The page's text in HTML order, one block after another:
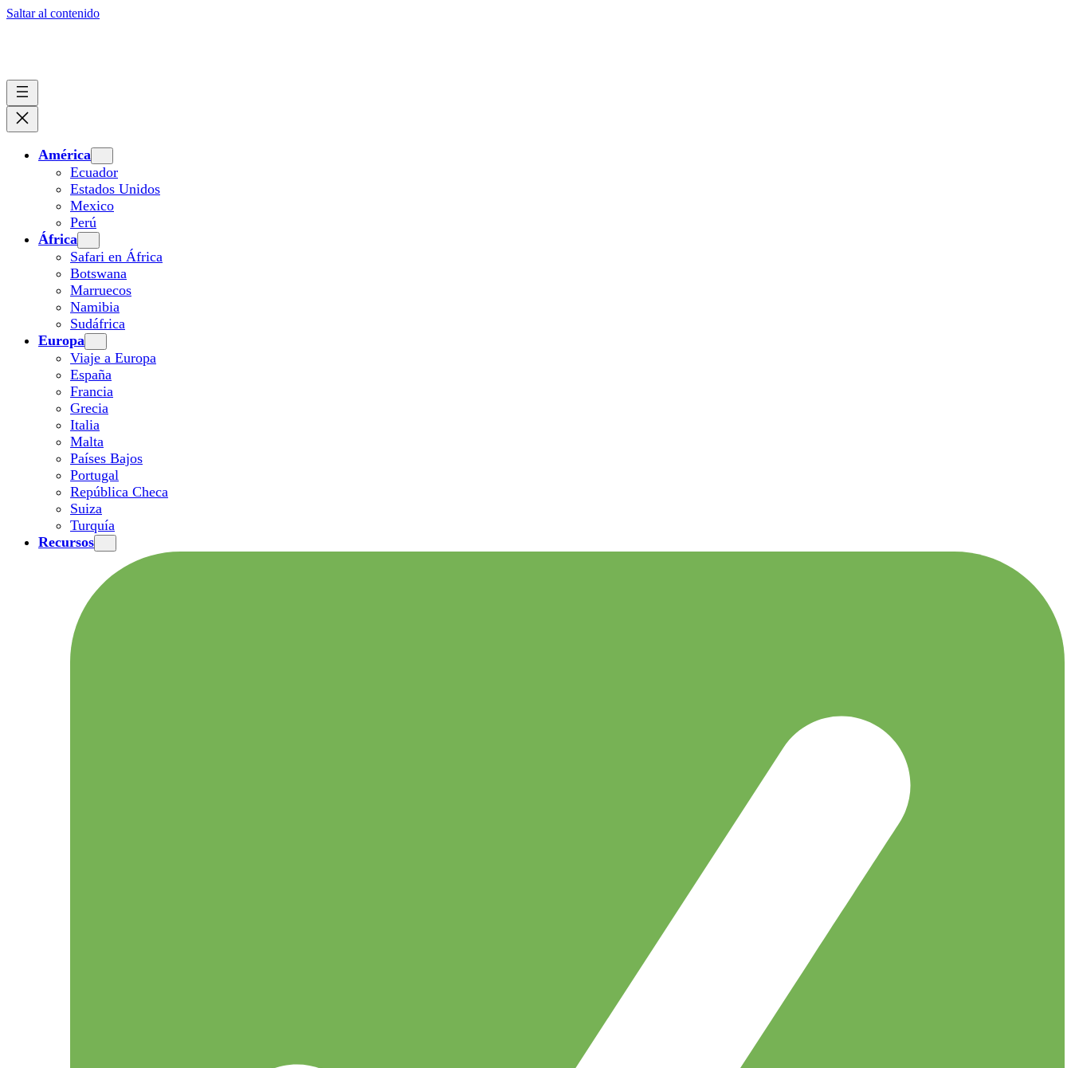
Saltar al contenido
América
Ecuador
Estados Unidos
Mexico
Perú
África
Safari en África
Botswana
Marruecos
Namibia
Sudáfrica
Europa
Viaje a Europa
España
Francia
Grecia
Italia
Malta
Países Bajos
Portugal
República Checa
Suiza
Turquía
Recursos